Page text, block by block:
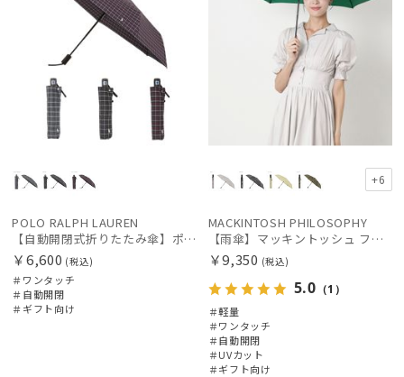
POLO RALPH LAUREN
【自動開閉式折りたたみ傘】ポロ ラルフ ローレン (POLO RALPH LAUREN) ロゴ刺繍 ワンタッチ
￥6,600 (税込)
＃ワンタッチ
＃自動開閉
＃ギフト向け
+6
MACKINTOSH PHILOSOPHY
【雨傘】マッキントッシュ フィロソフィー (MACKINTOSH PHILOSOPHY) Birbrella AUTO-JUMP バーブレラ 自動開閉 折りたたみ
￥9,350 (税込)
5.0 （1）
＃軽量
＃ワンタッチ
＃自動開閉
＃UVカット
＃ギフト向け